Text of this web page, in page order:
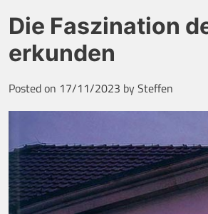
Die Faszination
erkunden
Posted on 17/11/2023 bySteffen